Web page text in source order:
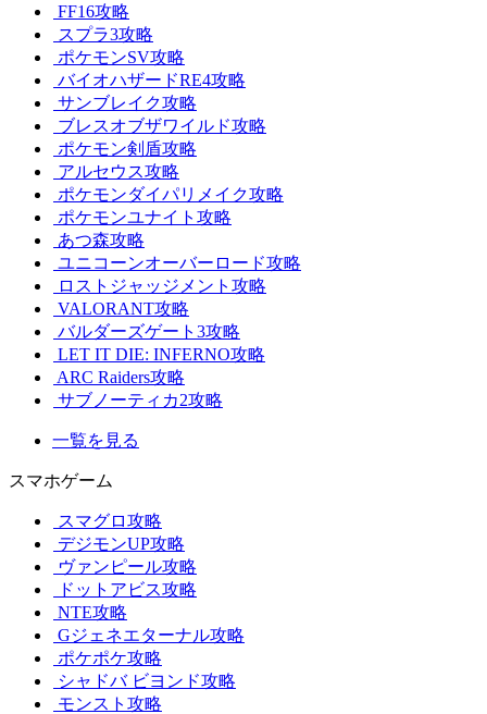
FF16攻略
スプラ3攻略
ポケモンSV攻略
バイオハザードRE4攻略
サンブレイク攻略
ブレスオブザワイルド攻略
ポケモン剣盾攻略
アルセウス攻略
ポケモンダイパリメイク攻略
ポケモンユナイト攻略
あつ森攻略
ユニコーンオーバーロード攻略
ロストジャッジメント攻略
VALORANT攻略
バルダーズゲート3攻略
LET IT DIE: INFERNO攻略
ARC Raiders攻略
サブノーティカ2攻略
一覧を見る
スマホゲーム
スマグロ攻略
デジモンUP攻略
ヴァンピール攻略
ドットアビス攻略
NTE攻略
Gジェネエターナル攻略
ポケポケ攻略
シャドバ ビヨンド攻略
モンスト攻略